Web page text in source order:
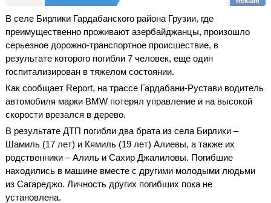
В селе Бирлики Гардабанского района Грузии, где
преимущественно проживают азербайджанцы, произошло
серьезное дорожно-транспортное происшествие, в
результате которого погибли 7 человек, еще один
госпитализирован в тяжелом состоянии.
Как сообщает Report, на трассе Гардабани-Рустави водитель
автомобиля марки BMW потерял управление и на высокой
скорости врезался в дерево.
В результате ДТП погибли два брата из села Бирлики –
Шамиль (17 лет) и Кямиль (19 лет) Алиевы, а также их
родственники – Алиль и Сахир Джалиловы. Погибшие
находились в машине вместе с другими молодыми людьми
из Сагареджо. Личность других погибших пока не
установлена.